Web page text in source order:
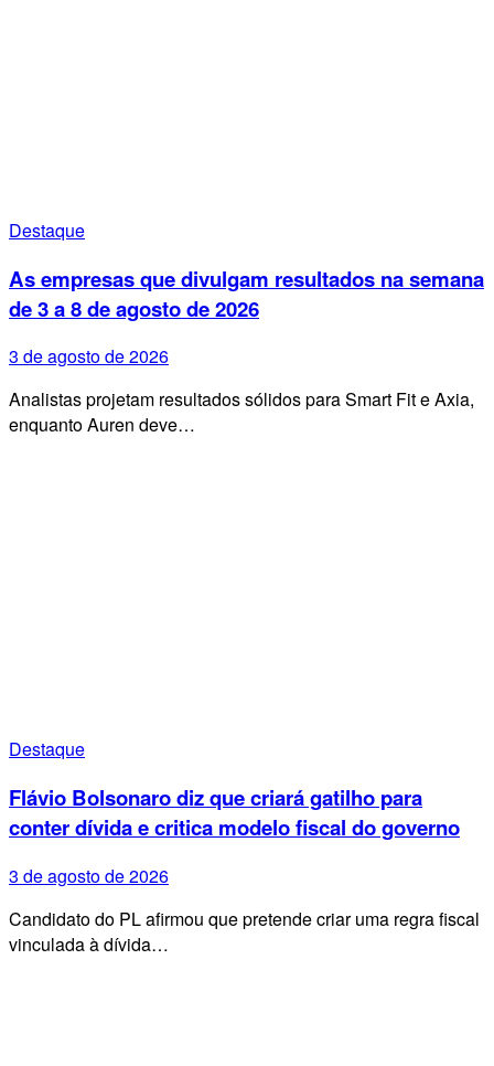
Destaque
As empresas que divulgam resultados na semana
de 3 a 8 de agosto de 2026
3 de agosto de 2026
Analistas projetam resultados sólidos para Smart Fit e Axia,
enquanto Auren deve…
Destaque
Flávio Bolsonaro diz que criará gatilho para
conter dívida e critica modelo fiscal do governo
3 de agosto de 2026
Candidato do PL afirmou que pretende criar uma regra fiscal
vinculada à dívida…